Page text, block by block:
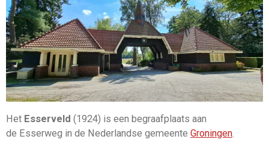
Het Esserveld (1924) is een begraafplaats aan
de Esserweg in de Nederlandse gemeente Groningen